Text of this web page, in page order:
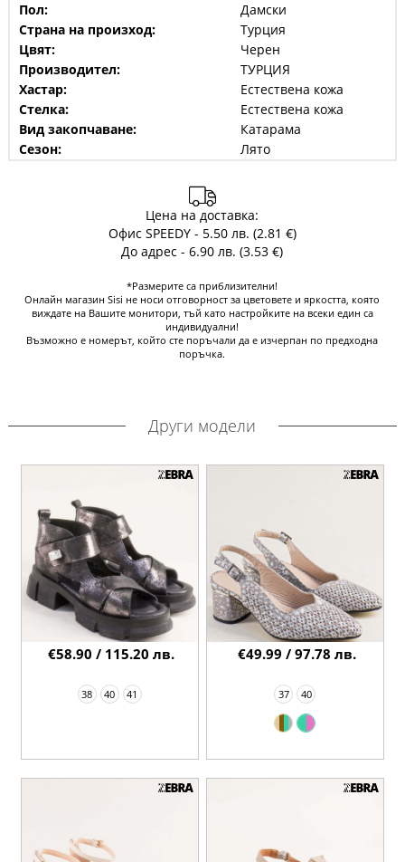
Пол:
Дамски
Страна на произход:
Турция
Цвят:
Черен
Производител:
ТУРЦИЯ
Хастар:
Естествена кожа
Стелка:
Естествена кожа
Вид закопчаване:
Катарама
Сезон:
Лято
Цена на доставка:
Офис SPEEDY - 5.50 лв. (2.81 €)
До адрес - 6.90 лв. (3.53 €)
*Размерите са приблизителни!
Онлайн магазин Sisi не носи отговорност за цветовете и яркостта, която
виждате на Вашите монитори, тъй като настройките на всеки един са
индивидуални!
Възможно е номерът, който сте поръчали да е изчерпан по предходна
поръчка.
Други модели
38 40 41
€58.90 / 115.20 лв.
37 40
€49.99 / 97.78 лв.